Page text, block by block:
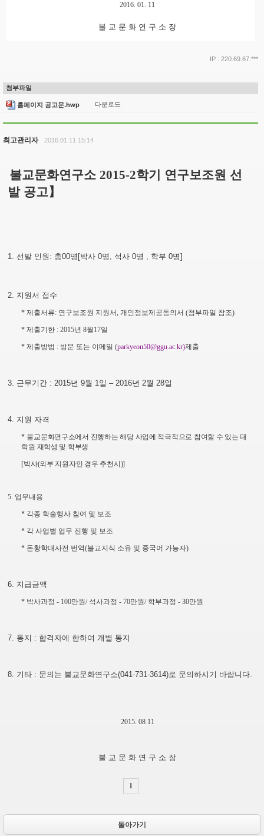
2016. 01. 11
불 교 문 화 연 구 소 장
IP : 220.69.67.***
첨부파일
홈페이지 공고문.hwp 다운로드
최고관리자 2016.01.11 15:14
불교문화연구소 2015-2학기 연구보조원 선
발 공고】
1. 선발 인원 : 총00명 [박사 0명 , 석사 0명 , 학부 0명]
2. 지원서 접수
*제출서류: 연구보조원 지원서,개인정보제공동의서(첨부파일 참조)
*제출기한 : 2015년8월 17일
*제출방법 : 방문 또는 이메일(parkyeon50@ggu.ac.kr)제출
3. 근무기간 : 2015년 9월 1일 – 2016년 2월 28일
4. 지원 자격
* 불교문화연구소에서 진행하는 해당 사업에 적극적으로 참여할 수 있는 대
학원 재학생 및 학부생
[박사(외부 지원자인 경우 추천시 )]
5. 업무내용
* 각종 학술행사 참여 및 보조
* 각 사업별 업무 진행 및 보조
* 돈황학대사전 번역(불교지식 소유 및 중국어 가능자)
6. 지급금액
* 박사과정- 100만원/석사과정- 70만원/ 학부과정- 30만원
7. 통지 : 합격자에 한하여 개별 통지
8. 기타 : 문의는 불교문화연구소(041-731-3614)로 문의하시기 바랍니다.
2015. 08 11
불 교 문 화 연 구 소 장
1
돌아가기